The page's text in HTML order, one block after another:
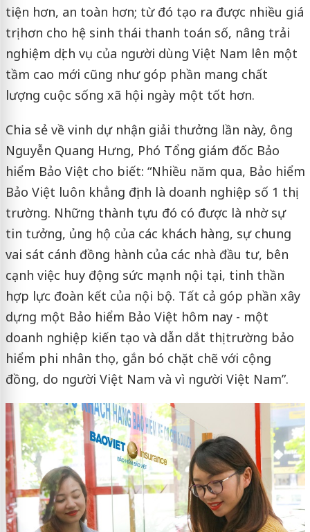
tiện hơn, an toàn hơn; từ đó tạo ra được nhiều giá
trị hơn cho hệ sinh thái thanh toán số, nâng trải
nghiệm dịch vụ của người dùng Việt Nam lên một
tầm cao mới cũng như góp phần mang chất
lượng cuộc sống xã hội ngày một tốt hơn.
Chia sẻ về vinh dự nhận giải thưởng lần này, ông
Nguyễn Quang Hưng, Phó Tổng giám đốc Bảo
hiểm Bảo Việt cho biết: “Nhiều năm qua, Bảo hiểm
Bảo Việt luôn khẳng định là doanh nghiệp số 1 thị
trường. Những thành tựu đó có được là nhờ sự
tin tưởng, ủng hộ của các khách hàng, sự chung
vai sát cánh đồng hành của các nhà đầu tư, bên
cạnh việc huy động sức mạnh nội tại, tinh thần
hợp lực đoàn kết của nội bộ. Tất cả góp phần xây
dựng một Bảo hiểm Bảo Việt hôm nay - một
doanh nghiệp kiến tạo và dẫn dắt thị trường bảo
hiểm phi nhân thọ, gắn bó chặt chẽ với cộng
đồng, do người Việt Nam và vì người Việt Nam”.